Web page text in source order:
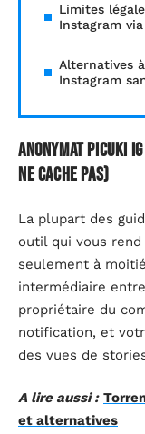
Limites
Instagram
Alternatives
Instagram
Anonymat Picuki
ne cache pas)
La plupart des
outil qui vous rend
seulement à
intermédiaire
propriétaire du
notification, et
des vues de
A lire aussi :
et alternatives